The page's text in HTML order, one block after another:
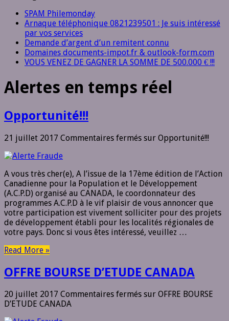
SPAM Philemonday
Arnaque téléphonique 0821239501 : Je suis intéressé
par vos services
Demande d’argent d’un remitent connu
Domaines documents-impot.fr & outlook-form.com
VOUS VENEZ DE GAGNER LA SOMME DE 500.000 € !!!
Alertes en temps réel
Opportunité!!!
21 juillet 2017 Commentaires fermés sur Opportunité!!!
A vous très cher(e), A l’issue de la 17ème édition de l’Action
Canadienne pour la Population et le Développement
(A.C.P.D) organisé au CANADA, le coordonnateur des
programmes A.C.P.D à le vif plaisir de vous annoncer que
votre participation est vivement solliciter pour des projets
de développement établi pour les localités régionales de
votre pays. Donc si vous êtes intéressé, veuillez …
Read More »
OFFRE BOURSE D’ETUDE CANADA
20 juillet 2017 Commentaires fermés sur OFFRE BOURSE
D’ETUDE CANADA